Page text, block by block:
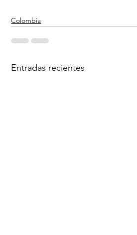
Colombia
Entradas recientes